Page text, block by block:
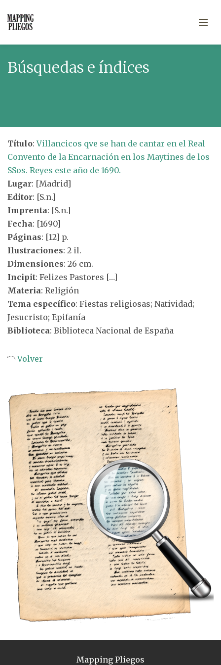
Búsquedas e índices
Título:Villancicos qve se han de cantar en el Real
Convento de la Encarnación en los Maytines de los
SSos. Reyes este año de 1690.
Lugar: [Madrid]
Editor: [S.n.]
Imprenta: [S.n.]
Fecha: [1690]
Páginas: [12] p.
Ilustraciones: 2 il.
Dimensiones: 26 cm.
Incipit: Felizes Pastores […]
Materia: Religión
Tema específico: Fiestas religiosas; Natividad;
Jesucristo; Epifanía
Biblioteca: Biblioteca Nacional de España
Volver
Mapping Pliegos